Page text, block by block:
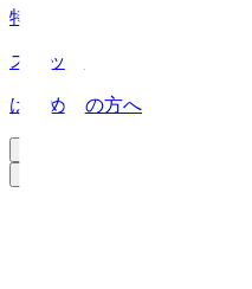
特集
スタッツ
はじめての方へ